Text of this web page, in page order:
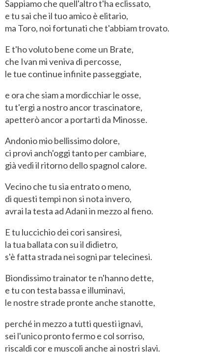
Sappiamo che quell'altro t'ha eclissato,
e tu sai che il tuo amico è elitario,
ma Toro, noi fortunati che t'abbiam trovato.
E t'ho voluto bene come un Brate,
che Ivan mi veniva di percosse,
le tue continue infinite passeggiate,
e ora che siam a mordicchiar le osse,
tu t'ergi a nostro ancor trascinatore,
apetterò ancor a portarti da Minosse.
Andonio mio bellissimo dolore,
ci provi anch'oggi tanto per cambiare,
già vedi il ritorno dello spagnol calore.
Vecino che tu sia entrato o meno,
di questi tempi non si nota invero,
avrai la testa ad Adani in mezzo al fieno.
E tu luccichio dei cori sansiresi,
la tua ballata con su il didietro,
s'è fatta strada nei sogni par telecinesi.
Biondissimo trainator te n'hanno dette,
e tu con testa bassa e illuminavi,
le nostre strade pronte anche stanotte,
perché in mezzo a tutti questi ignavi,
sei l'unico pronto fermo e col sorriso,
riscaldi cor e muscoli anche ai nostri slavi.